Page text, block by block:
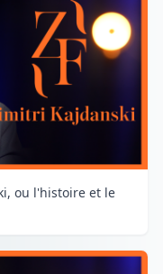
ou l'histoire et le